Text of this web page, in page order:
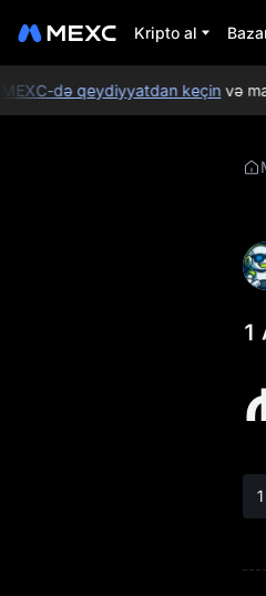
Kripto al
də qeydiyyatdan keçinvə
1